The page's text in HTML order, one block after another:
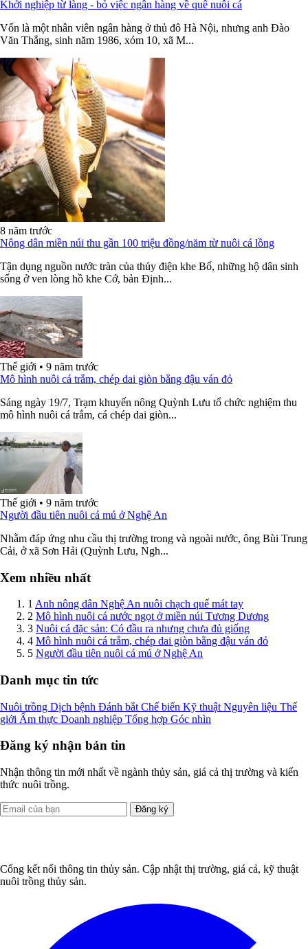
Khởi nghiệp từ làng - bỏ việc ngân hàng về quê nuôi cá
Vốn là một nhân viên ngân hàng ở thủ đô Hà Nội, nhưng anh Đào
Văn Thắng, sinh năm 1986, xóm 10, xã M...
8 năm trước
Nông dân miền núi thu gần 100 triệu đồng/năm từ nuôi cá lồng
Tận dụng nguồn nước tràn của thủy điện khe Bố, những hộ dân sinh
sống ở ven lòng hồ khe Cớ, bản Định...
Thế giới • 9 năm trước
Mô hình nuôi cá trắm, chép dai giòn bằng đậu ván đỏ
Sáng ngày 19/7, Trạm khuyến nông Quỳnh Lưu tổ chức nghiệm thu
mô hình nuôi cá trắm, cá chép dai giòn...
Thế giới • 9 năm trước
Người đầu tiên nuôi cá mú ở Nghệ An
Nhằm đáp ứng nhu cầu thị trường trong và ngoài nước, ông Bùi Trung
Cải, ở xã Sơn Hải (Quỳnh Lưu, Ngh...
Xem nhiều nhất
1 Anh nông dân Nghệ An nuôi chạch quế mát tay
2 Mô hình nuôi cá nước ngọt ở miền núi Tương Dương
3 Nuôi cá đặc sản: Có đầu ra nhưng chưa đủ giống
4 Mô hình nuôi cá trắm, chép dai giòn bằng đậu ván đỏ
5 Người đầu tiên nuôi cá mú ở Nghệ An
Danh mục tin tức
Nuôi trồng Dịch bệnh Đánh bắt Chế biến Kỹ thuật Nguyên liệu Thế
giới Ẩm thực Doanh nghiệp Tổng hợp Góc nhìn
Đăng ký nhận bản tin
Nhận thông tin mới nhất về ngành thủy sản, giá cả thị trường và kiến
thức nuôi trồng.
Đăng ký
Cổng kết nối thông tin thủy sản. Cập nhật thị trường, giá cả, kỹ thuật
nuôi trồng thủy sản.